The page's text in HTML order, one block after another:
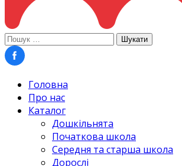
Пошук:
Головна
Про нас
Каталог
Дошкільнята
Початкова школа
Середня та старша школа
Дорослі